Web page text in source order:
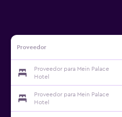
Proveedor
Proveedor para Mein Palace
Hotel
Proveedor para Mein Palace
Hotel